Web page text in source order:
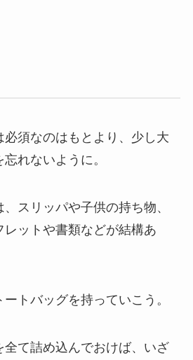
須なのはもとより、少し大
れないように。
スリッパや子供の持ち物、
ットや書類などが結構あ
トバッグを持っていこう。
全て詰め込んでおけば、いざ